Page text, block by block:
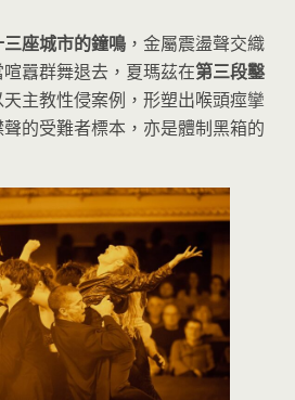
座城市的鐘鳴 ，金屬震盪聲交織
囂群舞退去，夏瑪茲在第三段鑿
天主教性侵案例，形塑出喉頭痙攣
的受難者標本，亦是體制黑箱的